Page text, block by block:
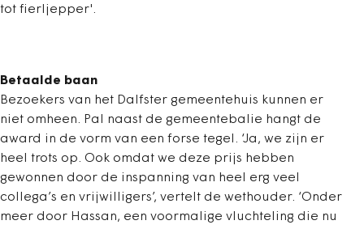
tot fierljepper'.
Betaalde baan
Bezoekers van het Dalfster gemeentehuis kunnen er
niet omheen. Pal naast de gemeentebalie hangt de
award in de vorm van een forse tegel. ‘Ja, we zijn er
heel trots op. Ook omdat we deze prijs hebben
gewonnen door de inspanning van heel erg veel
collega’s en vrijwilligers’, vertelt de wethouder. ‘Onder
meer door Hassan, een voormalige vluchteling die nu